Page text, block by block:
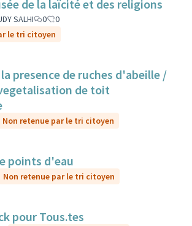
de la laïcité et des religions
SALHI 0
0
le tri citoyen
presence de ruches d'abeille /
de toit
Non retenue par le tri citoyen
points d'eau
Non retenue par le tri citoyen
pour Tous.tes